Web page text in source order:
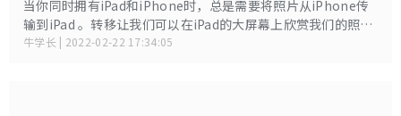
当你同时拥有iPad和iPhone时，总是需要将照片从iPhone传
输到iPad 。转移让我们可以在iPad的大屏幕上欣赏我们的照
片。问题出现了 - 如何将照片从iPhone传输到iPad mini？有
牛学长 | 2022-02-22 17:34:05